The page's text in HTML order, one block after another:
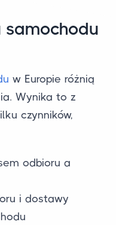
w Europie różnią
Wynika to z
czynników,
odbioru a
i dostawy